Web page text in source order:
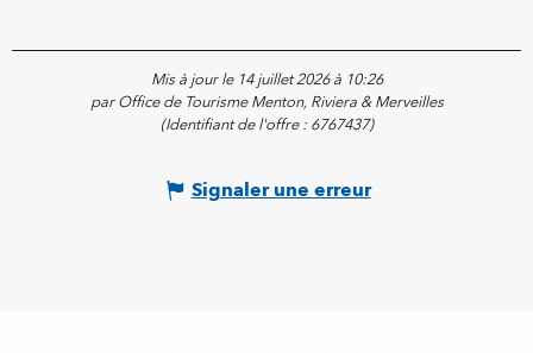
Mis à jour le 14 juillet 2026 à 10:26
par Office de Tourisme Menton, Riviera & Merveilles
(Identifiant de l'offre : 6767437)
Signaler une erreur